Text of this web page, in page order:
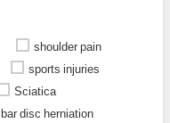
shoulder pain
sports injuries
Sciatica
disc herniation